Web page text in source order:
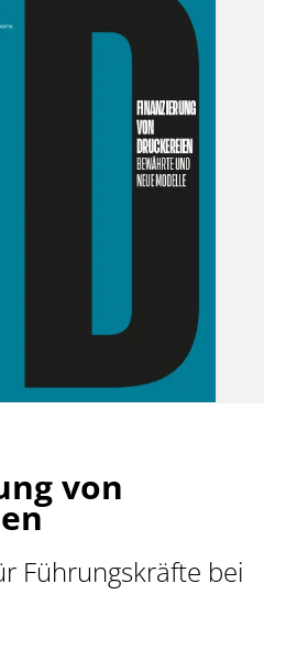
von
Führungskräfte bei